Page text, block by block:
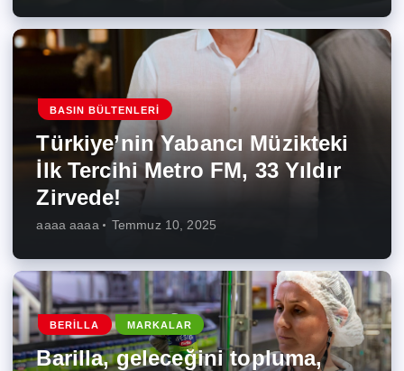
BASIN BÜLTENLERI
Türkiye’nin Yabancı Müzikteki
İlk Tercihi Metro FM, 33 Yıldır
Zirvede!
aaaa aaaa Temmuz 10, 2025
BERILLA MARKALAR
Barilla, geleceğini topluma,